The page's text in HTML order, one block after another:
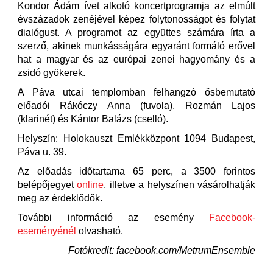
Kondor Ádám ívet alkotó koncertprogramja az elmúlt
évszázadok zenéjével képez folytonosságot és folytat
dialógust. A programot az együttes számára írta a
szerző, akinek munkásságára egyaránt formáló erővel
hat a magyar és az európai zenei hagyomány és a
zsidó gyökerek.
A Páva utcai templomban felhangzó ősbemutató
előadói Rákóczy Anna (fuvola), Rozmán Lajos
(klarinét) és Kántor Balázs (cselló).
Helyszín: Holokauszt Emlékközpont 1094 Budapest,
Páva u. 39.
Az előadás időtartama 65 perc, a 3500 forintos
belépőjegyetonline, illetve a helyszínen vásárolhatják
meg az érdeklődők.
További információ az esemény
Facebook-
eseményénél olvasható.
Fotókredit: facebook.com/MetrumEnsemble